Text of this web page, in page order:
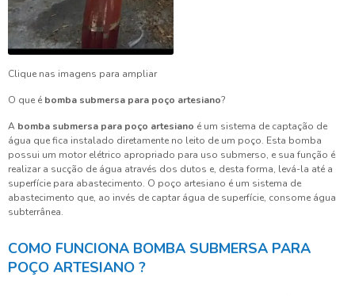
Clique nas imagens para ampliar
O que é bomba submersa para poço artesiano?
A bomba submersa para poço artesiano é um sistema de captação de
água que fica instalado diretamente no leito de um poço. Esta bomba
possui um motor elétrico apropriado para uso submerso, e sua função é
realizar a sucção de água através dos dutos e, desta forma, levá-la até a
superfície para abastecimento. O poço artesiano é um sistema de
abastecimento que, ao invés de captar água de superfície, consome água
subterrânea.
COMO FUNCIONA BOMBA SUBMERSA PARA
POÇO ARTESIANO ?